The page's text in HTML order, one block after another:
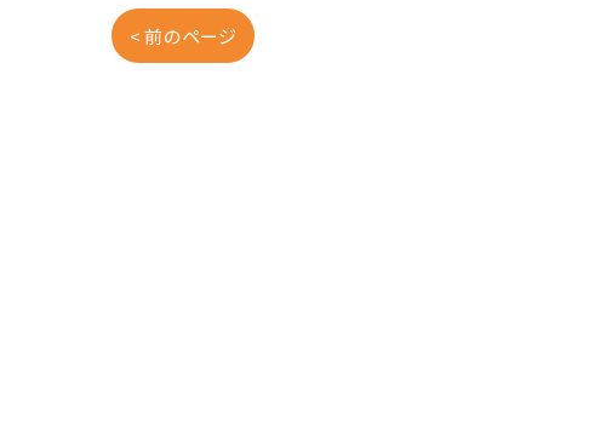
< 前のページ